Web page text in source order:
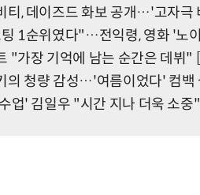
티, 데이즈드 화보 공개…'고자극
1순위였다"…전익령, 영화 '노
"가장 기억에 남는 순간은 데뷔"
의 청량 감성…'여름이었다' 컴백
업' 김일우 "시간 지나 더욱 소